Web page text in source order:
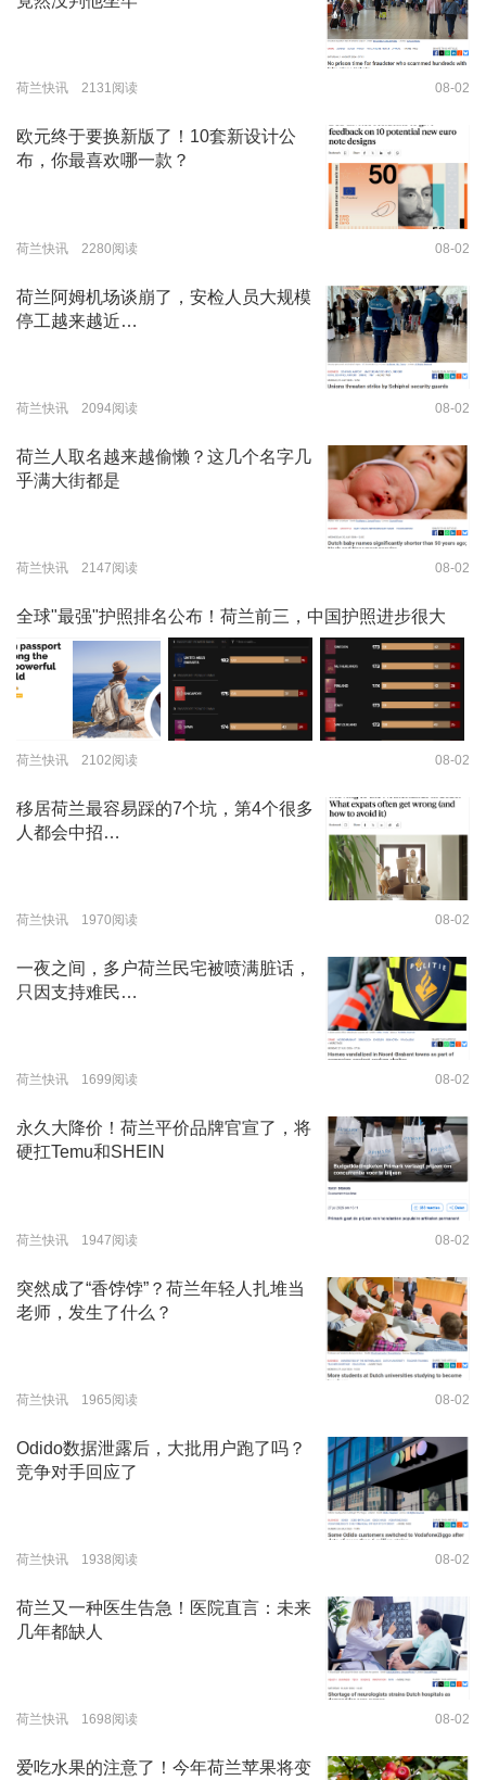
荷兰快讯 2131阅读 08-02
欧元终于要换新版了！10套新设计公
布，你最喜欢哪一款？
荷兰快讯 2280阅读 08-02
荷兰阿姆机场谈崩了，安检人员大规模
停工越来越近…
荷兰快讯 2094阅读 08-02
荷兰人取名越来越偷懒？这几个名字几
乎满大街都是
荷兰快讯 2147阅读 08-02
全球"最强"护照排名公布！荷兰前三，中国护照进步很大
荷兰快讯 2102阅读 08-02
移居荷兰最容易踩的7个坑，第4个很多
人都会中招…
荷兰快讯 1970阅读 08-02
一夜之间，多户荷兰民宅被喷满脏话，
只因支持难民…
荷兰快讯 1699阅读 08-02
永久大降价！荷兰平价品牌官宣了，将
硬扛Temu和SHEIN
荷兰快讯 1947阅读 08-02
突然成了“香饽饽”？荷兰年轻人扎堆当
老师，发生了什么？
荷兰快讯 1965阅读 08-02
Odido数据泄露后，大批用户跑了吗？
竞争对手回应了
荷兰快讯 1938阅读 08-02
荷兰又一种医生告急！医院直言：未来
几年都缺人
荷兰快讯 1698阅读 08-02
爱吃水果的注意了！今年荷兰苹果将变